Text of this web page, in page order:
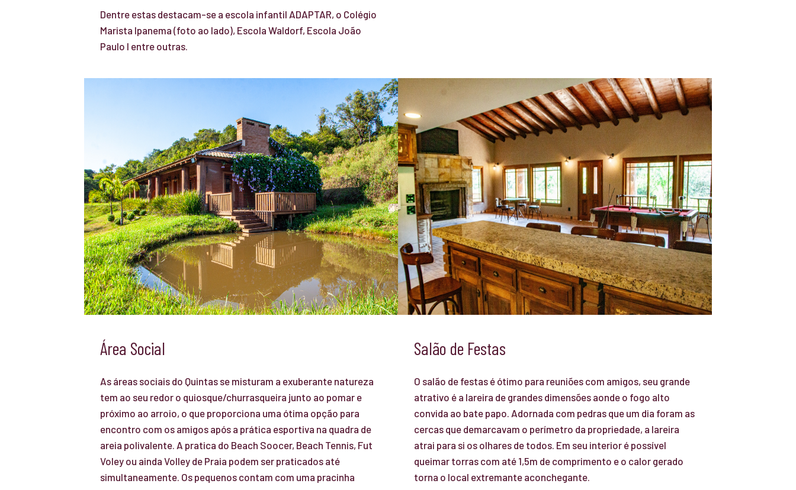
Dentre estas destacam-se a escola infantil ADAPTAR, o Colégio
Marista Ipanema (foto ao lado), Escola Waldorf, Escola João
Paulo I entre outras.
Área Social
As áreas sociais do Quintas se misturam a exuberante natureza
tem ao seu redor o quiosque/churrasqueira junto ao pomar e
próximo ao arroio, o que proporciona uma ótima opção para
encontro com os amigos após a prática esportiva na quadra de
areia polivalente. A pratica do Beach Soocer, Beach Tennis, Fut
Voley ou ainda Volley de Praia podem ser praticados até
simultaneamente. Os pequenos contam com uma pracinha
Salão de Festas
O salão de festas é ótimo para reuniões com amigos, seu grande
atrativo é a lareira de grandes dimensões aonde o fogo alto
convida ao bate papo. Adornada com pedras que um dia foram as
cercas que demarcavam o perímetro da propriedade, a lareira
atrai para si os olhares de todos. Em seu interior é possível
queimar torras com até 1,5m de comprimento e o calor gerado
torna o local extremante aconchegante.